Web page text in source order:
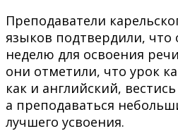
Преподаватели
языков подтвердили, что
неделю для освоения
они отметили, что урок
как и английский,
а преподаваться
лучшего усвоения.